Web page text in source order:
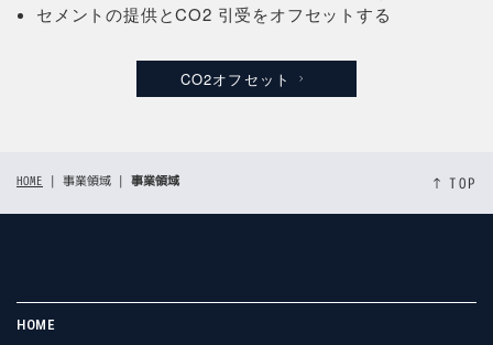
セメントの提供とCO2 引受をオフセットする
CO2オフセット
HOME | 事業領域 | 事業領域 ↑ TOP
HOME